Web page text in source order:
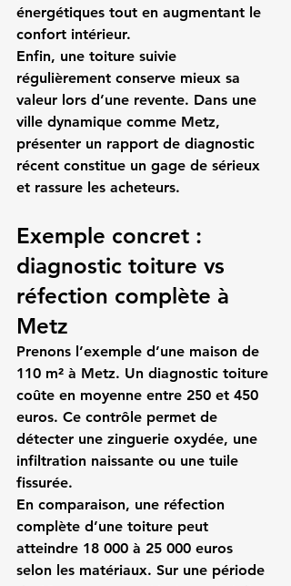
énergétiques tout en augmentant le
confort intérieur.
Enfin, une toiture suivie
régulièrement conserve mieux sa
valeur lors d’une revente. Dans une
ville dynamique comme Metz,
présenter un rapport de diagnostic
récent constitue un gage de sérieux
et rassure les acheteurs.
Exemple concret :
diagnostic toiture vs
réfection complète à
Metz
Prenons l’exemple d’une maison de
110 m² à Metz. Un diagnostic toiture
coûte en moyenne entre 250 et 450
euros. Ce contrôle permet de
détecter une zinguerie oxydée, une
infiltration naissante ou une tuile
fissurée.
En comparaison, une réfection
complète d’une toiture peut
atteindre 18 000 à 25 000 euros
selon les matériaux. Sur une période